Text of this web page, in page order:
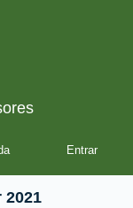
2021